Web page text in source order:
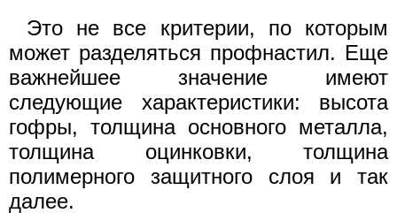
Это не все критерии, по которым
может разделяться профнастил. Еще
важнейшее значение имеют
следующие характеристики: высота
гофры, толщина основного металла,
толщина оцинковки, толщина
полимерного защитного слоя и так
далее.